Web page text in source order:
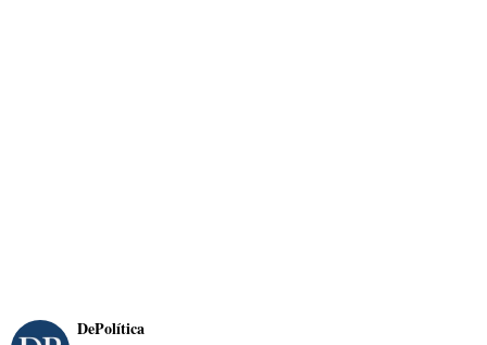
DePolítica